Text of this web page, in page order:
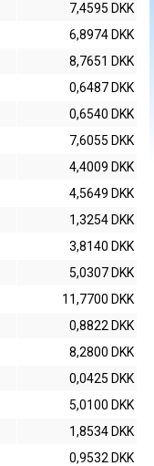
7,4595 DKK
6,8974 DKK
8,7651 DKK
0,6487 DKK
0,6540 DKK
7,6055 DKK
4,4009 DKK
4,5649 DKK
1,3254 DKK
3,8140 DKK
5,0307 DKK
11,7700 DKK
0,8822 DKK
8,2800 DKK
0,0425 DKK
5,0100 DKK
1,8534 DKK
0,9532 DKK